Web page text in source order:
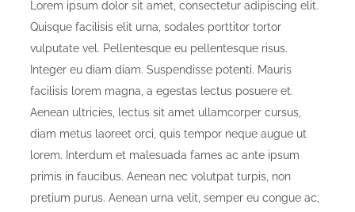
Lorem ipsum dolor sit amet, consectetur adipiscing elit.
Quisque facilisis elit urna, sodales porttitor tortor
vulputate vel. Pellentesque eu pellentesque risus.
Integer eu diam diam. Suspendisse potenti. Mauris
facilisis lorem magna, a egestas lectus posuere et.
Aenean ultricies, lectus sit amet ullamcorper cursus,
diam metus laoreet orci, quis tempor neque augue ut
lorem. Interdum et malesuada fames ac ante ipsum
primis in faucibus. Aenean nec volutpat turpis, non
pretium purus. Aenean urna velit, semper eu congue ac,